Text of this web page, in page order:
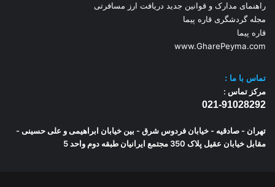
راهنمای مدارک و قوانین جدید دریافت ارز مسافرتی
مجله گردشگری قاره پیما
قاره پیما
www.GharePeyma.com
تماس با ما :
مرکز تماس :
021-91028292
تهران - صادقیه - خیابان فردوس شرق - بین خیابان ابراهیمی و علی حسینی -
مقابل خیابان عقیل پلاک 350 مجتمع ایرانیان طبقه دوم واحد 5